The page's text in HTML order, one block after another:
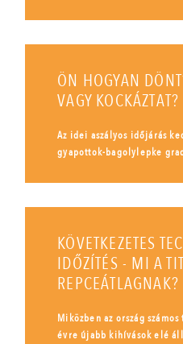
ÖN HOGYAN
VAGY KOCKÁZTAT?
Az idei aszályos időjárás
gyapottok-bagolylepke
KÖVETKEZETES
IDŐZÍTÉS - MI A
REPCEÁTLAGNAK?
Miközben az ország
évre újabb kihívások elé